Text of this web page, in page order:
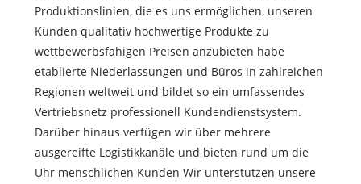
Produktionslinien, die es uns ermöglichen, unseren
Kunden qualitativ hochwertige Produkte zu
wettbewerbsfähigen Preisen anzubieten habe
etablierte Niederlassungen und Büros in zahlreichen
Regionen weltweit und bildet so ein umfassendes
Vertriebsnetz professionell Kundendienstsystem.
Darüber hinaus verfügen wir über mehrere
ausgereifte Logistikkanäle und bieten rund um die
Uhr menschlichen Kunden Wir unterstützen unsere